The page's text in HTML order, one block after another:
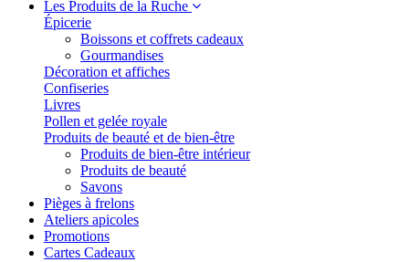
Les Produits de la Ruche
Épicerie
Boissons et coffrets cadeaux
Gourmandises
Décoration et affiches
Confiseries
Livres
Pollen et gelée royale
Produits de beauté et de bien-être
Produits de bien-être intérieur
Produits de beauté
Savons
Pièges à frelons
Ateliers apicoles
Promotions
Cartes Cadeaux